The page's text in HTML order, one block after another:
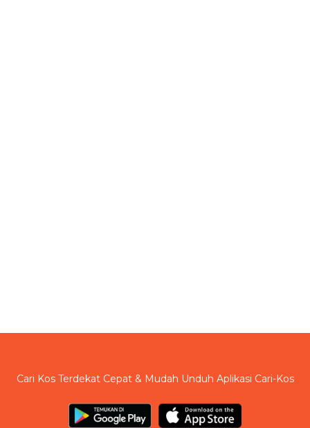
Cari Kos Terdekat Cepat & Mudah Unduh Aplikasi Cari-Kos